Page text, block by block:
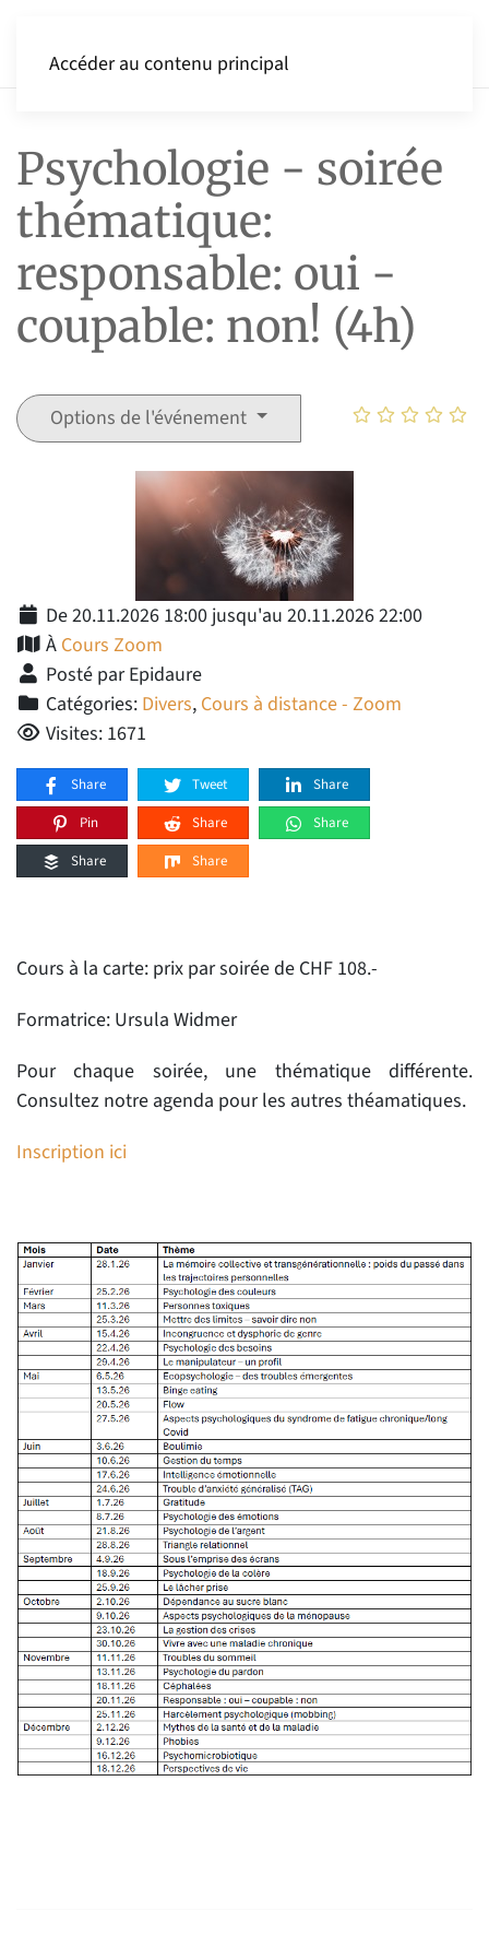
Accéder au contenu principal
Psychologie - soirée
thématique:
responsable: oui -
coupable: non! (4h)
Options de l'événement
De 20.11.2026 18:00 jusqu'au 20.11.2026 22:00
À Cours Zoom
Posté par Epidaure
Catégories: Divers, Cours à distance - Zoom
Visites: 1671
Share Tweet
Share
Pin
Share
Share
Share
Share
Cours à la carte: prix par soirée de CHF 108.-
Formatrice: Ursula Widmer
Pour chaque soirée, une thématique différente.
Consultez notre agenda pour les autres théamatiques.
Inscription ici